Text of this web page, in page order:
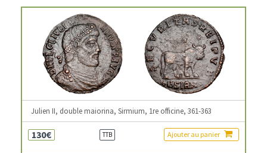
Julien II, double maiorina, Sirmium, 1re officine, 361-363
130€ TTB Ajouter au panier